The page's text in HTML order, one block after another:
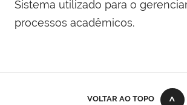
Sistema utilizado para o
processos acadêmicos.
VOLTAR AO TOPO